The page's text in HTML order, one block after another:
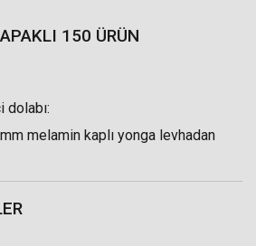
150 ÜRÜN
dolabı:
melamin kaplı yonga levhadan